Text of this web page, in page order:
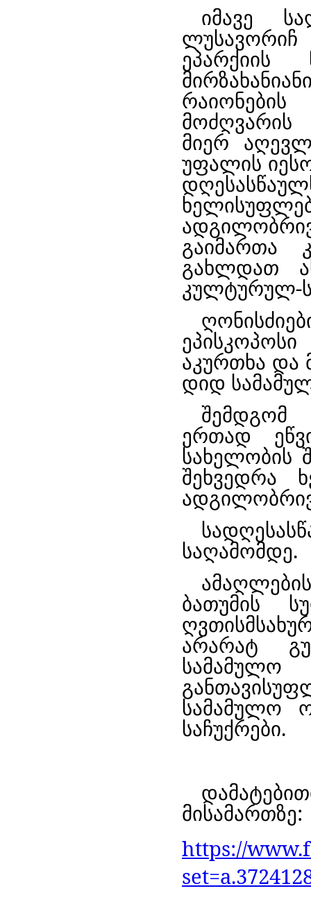
იმავე
ეპარქიის
მოძღვარის
მიერ
უფალის
გაიმართა
გახლდათ
კულტურულ-
აკურთხა და
დიდ
შემდგომ
ერთად
სახელობის
შეხვედრა
საღამომდე.
ბათუმის
არარატ
სამამულო
საჩუქრები.
მისამართზე:
https://